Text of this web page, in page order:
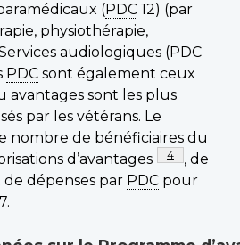
(PDC 12) (par
physiothérapie,
audiologiques (PDC
PDC sont également ceux
avantages sont les plus
par les vétérans. Le
nombre de bénéficiaires du
d’avantages
Note de bas
4
, de
bas de page
de dépenses par PDC pour